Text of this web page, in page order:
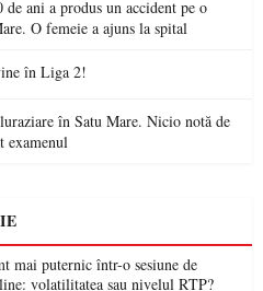
ani a produs un accident pe o
O femeie a ajuns la spital
în Liga 2!
în Satu Mare. Nicio notă de
examenul
mai puternic într-o sesiune de
volatilitatea sau nivelul RTP?